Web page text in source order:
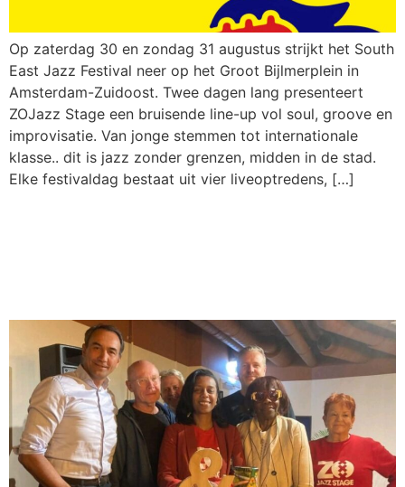
Op zaterdag 30 en zondag 31 augustus strijkt het South
East Jazz Festival neer op het Groot Bijlmerplein in
Amsterdam-Zuidoost. Twee dagen lang presenteert
ZOJazz Stage een bruisende line-up vol soul, groove en
improvisatie. Van jonge stemmen tot internationale
klasse.. dit is jazz zonder grenzen, midden in de stad.
Elke festivaldag bestaat uit vier liveoptredens, […]